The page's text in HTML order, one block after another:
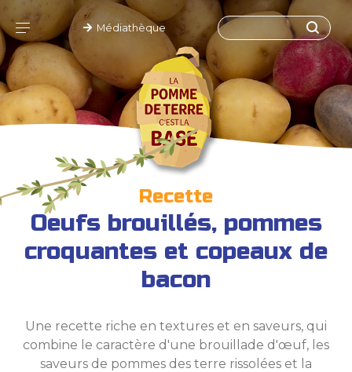
Médiathèque
Recette
Oeufs brouillés, pommes
croquantes et copeaux de
bacon
Une recette riche en textures et en saveurs, qui
combine le caractère d'une brouillade d'œuf, les
saveurs de pommes des terre rissolées et la